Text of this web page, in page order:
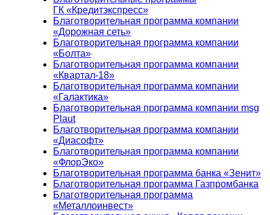
ГК «Кредитэкспресс»
Благотворительная программа компании
«Дорожная сеть»
Благотворительная программа компании
«Болта»
Благотворительная программа компании
«Квартал-18»
Благотворительная программа компании
«Галактика»
Благотворительная программа компании msg
Plaut
Благотворительная программа компании
«Диасофт»
Благотворительная программа компании
«ФлорЭко»
Благотворительная программа банка «Зенит»
Благотворительная программа Газпромбанка
Благотворительная программа
«Металлоинвест»